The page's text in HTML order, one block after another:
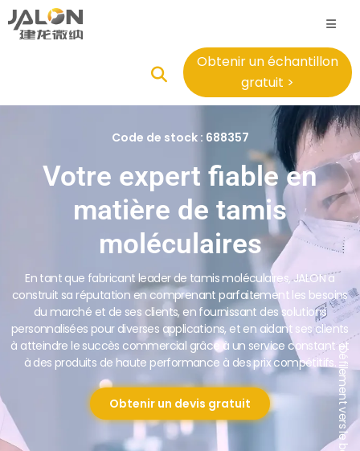
Obtenir un échantillon
gratuit >
Code de stock : 688357
Votre expert fiable en
matière de tamis
moléculaires
En tant que fabricant leader de tamis moléculaires, JALON a
construit sa réputation en comprenant parfaitement les besoins
du marché et de ses clients, en fournissant des solutions
personnalisées pour diverses applications, et en aidant ses clients
à atteindre le succès commercial grâce à un service constant et
à des produits de haute performance à des prix compétitifs.
Obtenir un devis gratuit Défilement vers le bas